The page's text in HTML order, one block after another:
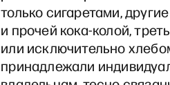
только сигаретами,
и прочей кока-колой,
или исключительно
принадлежали